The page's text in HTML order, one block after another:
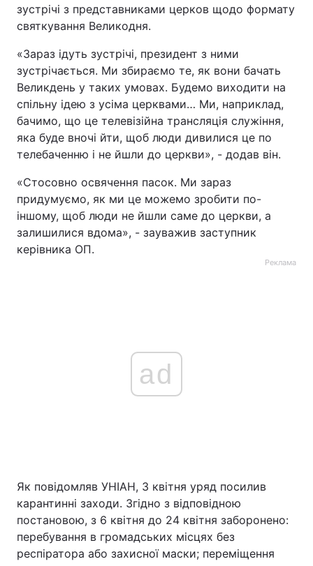
зустрічі з представниками церков щодо формату
святкування Великодня.
«Зараз ідуть зустрічі, президент з ними
зустрічається. Ми збираємо те, як вони бачать
Великдень у таких умовах. Будемо виходити на
спільну ідею з усіма церквами… Ми, наприклад,
бачимо, що це телевізійна трансляція служіння,
яка буде вночі йти, щоб люди дивилися це по
телебаченню і не йшли до церкви», - додав він.
«Стосовно освячення пасок. Ми зараз
придумуємо, як ми це можемо зробити по-
іншому, щоб люди не йшли саме до церкви, а
залишилися вдома», - зауважив заступник
керівника ОП.
Реклама
ad
Як повідомляв УНІАН, 3 квітня уряд посилив
карантинні заходи. Згідно з відповідною
постановою, з 6 квітня до 24 квітня заборонено:
перебування в громадських місцях без
респіратора або захисної маски; переміщення